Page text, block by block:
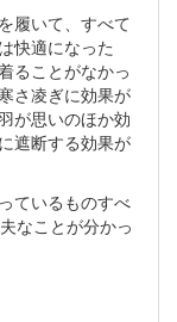
履いて、すべて
快適になった
ることがなかっ
さ凌ぎに効果が
が思いのほか効
遮断する効果が
ているものすべ
なことが分かっ